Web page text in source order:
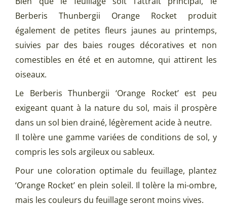
Berberis Thunbergii Orange Rocket produit
également de petites fleurs jaunes au printemps,
suivies par des baies rouges décoratives et non
comestibles en été et en automne, qui attirent les
oiseaux.
Le Berberis Thunbergii ‘Orange Rocket’ est peu
exigeant quant à la nature du sol, mais il prospère
dans un sol bien drainé, légèrement acide à neutre.
Il tolère une gamme variées de conditions de sol, y
compris les sols argileux ou sableux.
Pour une coloration optimale du feuillage, plantez
‘Orange Rocket’ en plein soleil. Il tolère la mi-ombre,
mais les couleurs du feuillage seront moins vives.